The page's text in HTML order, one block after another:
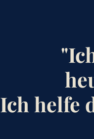
Ich helfe